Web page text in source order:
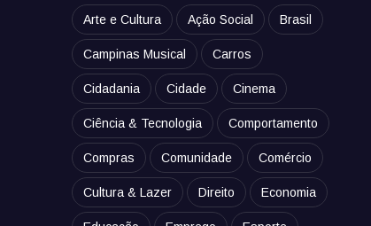
Arte e Cultura Ação Social Brasil
Campinas Musical Carros
Cidadania Cidade Cinema
Ciência & Tecnologia Comportamento
Compras Comunidade Comércio
Cultura & Lazer Direito Economia